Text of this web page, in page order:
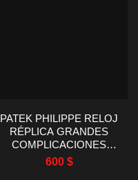
PATEK PHILIPPE RELOJ
RÉPLICA GRANDES
COMPLICACIONES
5140J MEJOR CALIDAD
39MM
600 $